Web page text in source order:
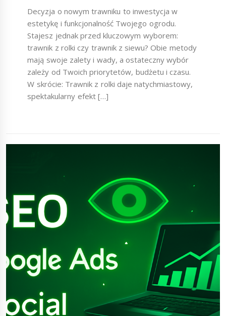
Decyzja o nowym trawniku to inwestycja w
estetykę i funkcjonalność Twojego ogrodu.
Stajesz jednak przed kluczowym wyborem:
trawnik z rolki czy trawnik z siewu? Obie metody
mają swoje zalety i wady, a ostateczny wybór
zależy od Twoich priorytetów, budżetu i czasu.
W skrócie: Trawnik z rolki daje natychmiastowy,
spektakularny efekt […]